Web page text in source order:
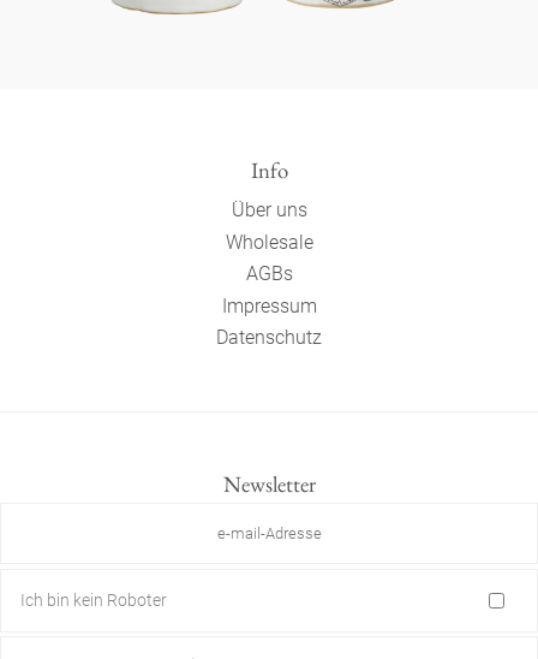
Info
Über uns
Wholesale
AGBs
Impressum
Datenschutz
Newsletter
Ich bin kein Roboter